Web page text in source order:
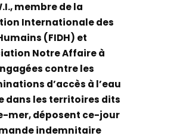
membre de la
Internationale des
(FIDH) et
Notre Affaire à
contre les
d’accès à l’eau
dans les territoires dits
mer, déposent ce-jour
indemnitaire